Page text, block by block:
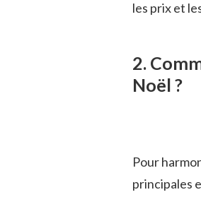
les prix et
2.
Noël ?
Pour
principales